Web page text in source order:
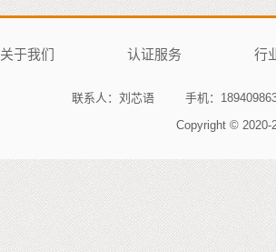
关于我们 认证服务 行
联系人：刘芯语
手机：
Copyright © 2020-